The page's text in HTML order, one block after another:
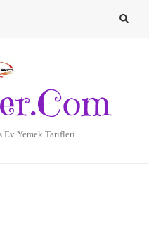
Ev Yemek Tarifleri